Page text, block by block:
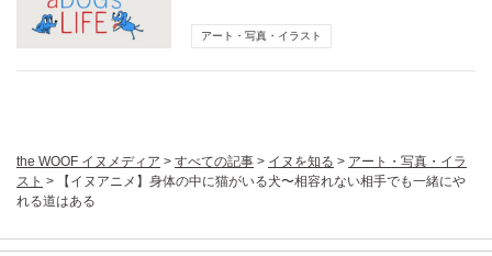
アート・写真・イラスト
the WOOF イヌメディア > すべての記事 > イヌを知る > アート・写真・イラ
スト >
【イヌアニメ】身体の中に猫がいる犬〜相容れない相手でも一緒にや
れる道はある